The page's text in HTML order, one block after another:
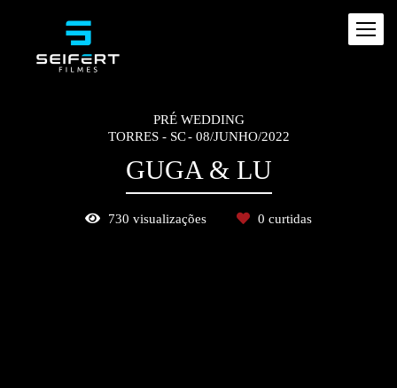
PRÉ WEDDING
TORRES - SC
08/JUNHO/2022
GUGA & LU
730 visualizações 0 curtidas